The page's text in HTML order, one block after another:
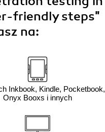
friendly steps"
na:
Inkbook, Kindle, Pocketbook,
Onyx Booxs i innych